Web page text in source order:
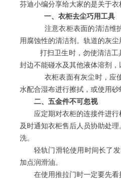
芬迪小编分享给大家的是关于
一、衣柜去尘巧用工具
注意衣柜表面的清洁维
用腐蚀性的清洁剂。轨道的灰
打扫卫生时，勿使清洁
封边不能碰水及其他液体溶剂
衣柜表面有灰尘时，应
水配合湿布进行擦拭，或使用
二、五金件不可忽视
应定期对衣柜的连接件进
及时通知衣柜售后人员协助处
洗。
轻轨门滑轮使用时间长了
加点润滑油。
在使用推拉门时一定要先